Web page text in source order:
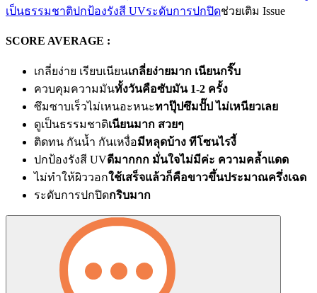
เป็นธรรมชาติปกป้องรังสี UVระดับการปกปิดช่วยเติม Issue
SCORE AVERAGE :
เกลี่ยง่าย เรียบเนียนเกลี่ยง่ายมาก เนียนกริ๊บ
ควบคุมความมันทั้งวันคือซับมัน 1-2 ครั้ง
ซึมซาบเร็วไม่เหนอะหนะทาปุ๊ปซึมปั๊ป ไม่เหนียวเลย
ดูเป็นธรรมชาติเนียนมาก สวยๆ
ติดทน กันน้ำ กันเหงื่อมีหลุดบ้าง ทีโซนไรงี้
ปกป้องรังสี UVดีมากกก มั่นใจไม่มีค่ะ ความคล้ำแดด
ไม่ทำให้ผิววอกใช้เสร็จแล้วก็คือขาวขึ้นประมาณครึ่งเฉด
ระดับการปกปิดกริบมาก